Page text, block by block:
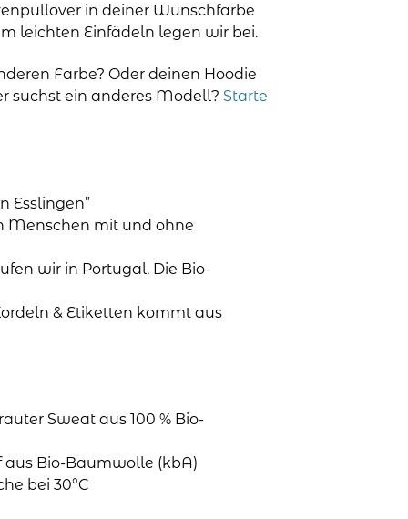
in deiner Wunschfarbe
leichten Einfädeln legen wir bei.
Farbe? Oder deinen Hoodie
suchst ein anderes Modell? Starte
Esslingen”
Menschen mit und ohne
wir in Portugal. Die Bio-
& Etiketten kommt aus
Sweat aus 100 % Bio-
aus Bio-Baumwolle (kbA)
bei 30°C